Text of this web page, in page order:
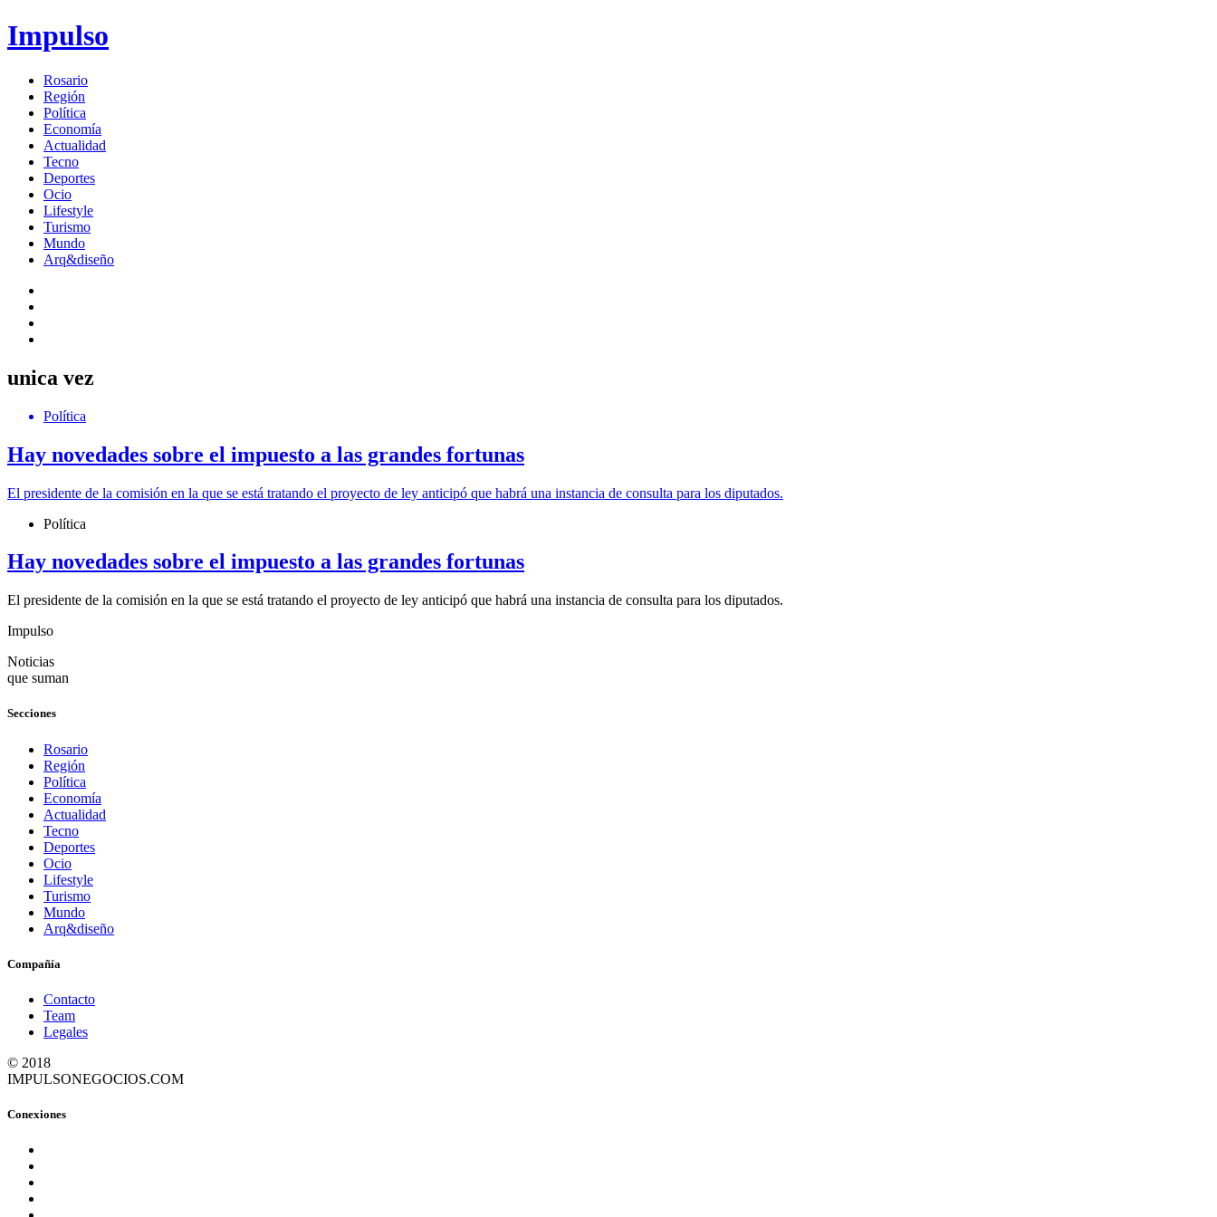
Impulso
Rosario
Región
Política
Economía
Actualidad
Tecno
Deportes
Ocio
Lifestyle
Turismo
Mundo
Arq&diseño
unica vez
Política
Hay novedades sobre el impuesto a las grandes fortunas
El presidente de la comisión en la que se está tratando el proyecto de ley anticipó que habrá una instancia de consulta para los diputados.
Política
Hay novedades sobre el impuesto a las grandes fortunas
El presidente de la comisión en la que se está tratando el proyecto de ley anticipó que habrá una instancia de consulta para los diputados.
Impulso
Noticias
que suman
Secciones
Rosario
Región
Política
Economía
Actualidad
Tecno
Deportes
Ocio
Lifestyle
Turismo
Mundo
Arq&diseño
Compañía
Contacto
Team
Legales
© 2018
IMPULSONEGOCIOS.COM
Conexiones